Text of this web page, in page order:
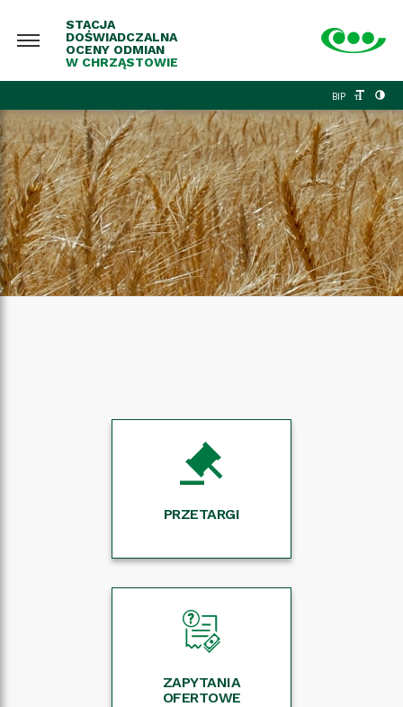
STACJA
DOŚWIADCZALNA
OCENY ODMIAN
W CHRZĄSTOWIE
BIP
PRZETARGI
ZAPYTANIA
OFERTOWE